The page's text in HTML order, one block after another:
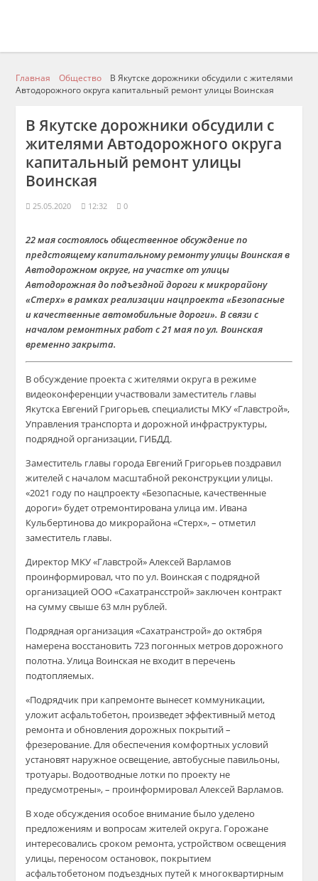
Главная Общество
В Якутске дорожники обсудили с жителями
Автодорожного округа капитальный ремонт улицы Воинская
В Якутске дорожники обсудили с
жителями Автодорожного округа
капитальный ремонт улицы
Воинская
25.05.2020 12:32 0
22 мая состоялось общественное обсуждение по
предстоящему капитальному ремонту улицы Воинская в
Автодорожном округе, на участке от улицы
Автодорожная до подъездной дороги к микрорайону
«Стерх» в рамках реализации нацпроекта «Безопасные
и качественные автомобильные дороги». В связи с
началом ремонтных работ с 21 мая по ул. Воинская
временно закрыта.
В обсуждение проекта с жителями округа в режиме
видеоконференции участвовали заместитель главы
Якутска Евгений Григорьев, специалисты МКУ «Главстрой»,
Управления транспорта и дорожной инфраструктуры,
подрядной организации, ГИБДД.
Заместитель главы города Евгений Григорьев поздравил
жителей с началом масштабной реконструкции улицы.
«2021 году по нацпроекту «Безопасные, качественные
дороги» будет отремонтирована улица им. Ивана
Кульбертинова до микрорайона «Стерх», – отметил
заместитель главы.
Директор МКУ «Главстрой» Алексей Варламов
проинформировал, что по ул. Воинская с подрядной
организацией ООО «Сахатрансстрой» заключен контракт
на сумму свыше 63 млн рублей.
Подрядная организация «Сахатранстрой» до октября
намерена восстановить 723 погонных метров дорожного
полотна. Улица Воинская не входит в перечень
подтопляемых.
«Подрядчик при капремонте вынесет коммуникации,
уложит асфальтобетон, произведет эффективный метод
ремонта и обновления дорожных покрытий –
фрезерование. Для обеспечения комфортных условий
установят наружное освещение, автобусные павильоны,
тротуары. Водоотводные лотки по проекту не
предусмотрены», – проинформировал Алексей Варламов.
В ходе обсуждения особое внимание было уделено
предложениям и вопросам жителей округа. Горожане
интересовались сроком ремонта, устройством освещения
улицы, переносом остановок, покрытием
асфальтобетоном подъездных путей к многоквартирным